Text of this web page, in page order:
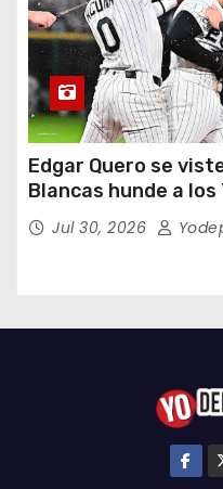
Edgar Quero se
Blancas hunde a los
en doce entradas
Jul 30, 2026